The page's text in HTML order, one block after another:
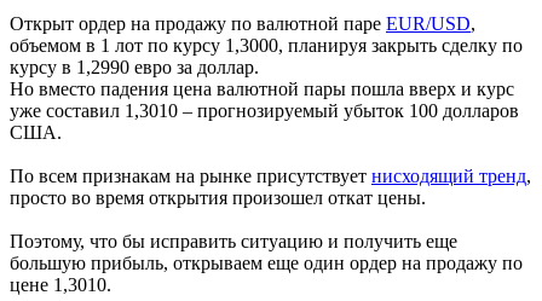
Открыт ордер на продажу по валютной паре EUR/USD,
объемом в 1 лот по курсу 1,3000, планируя закрыть сделку по
курсу в 1,2990 евро за доллар.
Но вместо падения цена валютной пары пошла вверх и курс
уже составил 1,3010 – прогнозируемый убыток 100 долларов
США.
По всем признакам на рынке присутствует нисходящий тренд,
просто во время открытия произошел откат цены.
Поэтому, что бы исправить ситуацию и получить еще
большую прибыль, открываем еще один ордер на продажу по
цене 1,3010.